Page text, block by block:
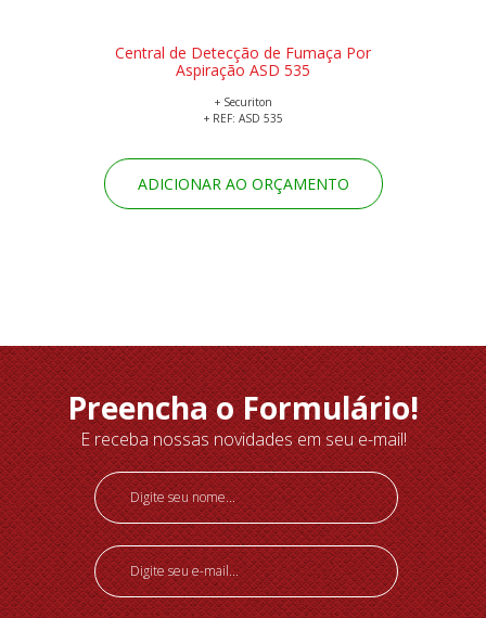
Central de Detecção de Fumaça Por
Aspiração ASD 535
+ Securiton
+ REF: ASD 535
ADICIONAR AO ORÇAMENTO
Preencha o Formulário!
E receba nossas novidades em seu e-mail!